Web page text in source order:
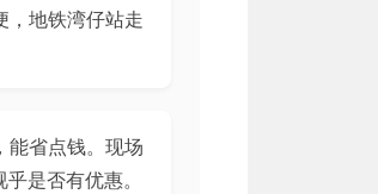
，地铁湾仔站走
能省点钱。现场
是否有优惠。